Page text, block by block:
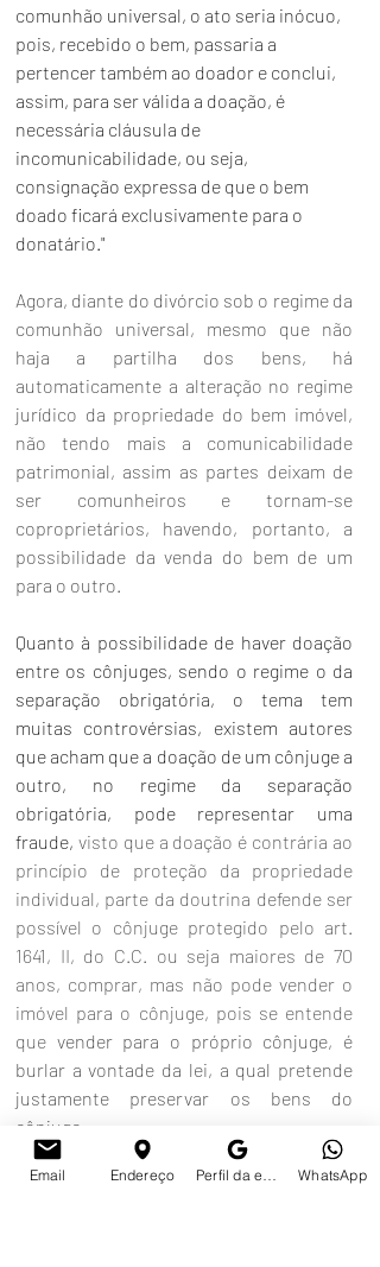
comunhão universal, o ato seria inócuo,
pois, recebido o bem, passaria a
pertencer também ao doador e conclui,
assim, para ser válida a doação, é
necessária cláusula de
incomunicabilidade, ou seja,
consignação expressa de que o bem
doado ficará exclusivamente para o
donatário."
Agora, diante do divórcio sob o regime da
comunhão universal, mesmo que não
haja a partilha dos bens, há
automaticamente a alteração no regime
jurídico da propriedade do bem imóvel,
não tendo mais a comunicabilidade
patrimonial, assim as partes deixam de
ser comunheiros e tornam-se
coproprietários, havendo, portanto, a
possibilidade da venda do bem de um
para o outro.
Quanto à possibilidade de haver doação
entre os cônjuges, sendo o regime o da
separação obrigatória, o tema tem
muitas controvérsias, existem autores
que acham que a doação de um cônjuge a
outro, no regime da separação
obrigatória, pode representar uma
fraude, visto que a doação é contrária ao
princípio de proteção da propriedade
individual, parte da doutrina defende ser
possível o cônjuge protegido pelo art.
1641, II, do C.C. ou seja maiores de 70
anos, comprar, mas não pode vender o
imóvel para o cônjuge, pois se entende
que vender para o próprio cônjuge, é
burlar a vontade da lei, a qual pretende
justamente preservar os bens do
cônjuge.
O STJ já manifestou sobre o tema, (Resp
Email Endereço WhatsApp